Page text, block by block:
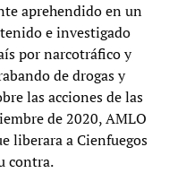
aprehendido en un
e investigado
por narcotráfico y
de drogas y
las acciones de las
de 2020, AMLO
liberara a Cienfuegos
contra.